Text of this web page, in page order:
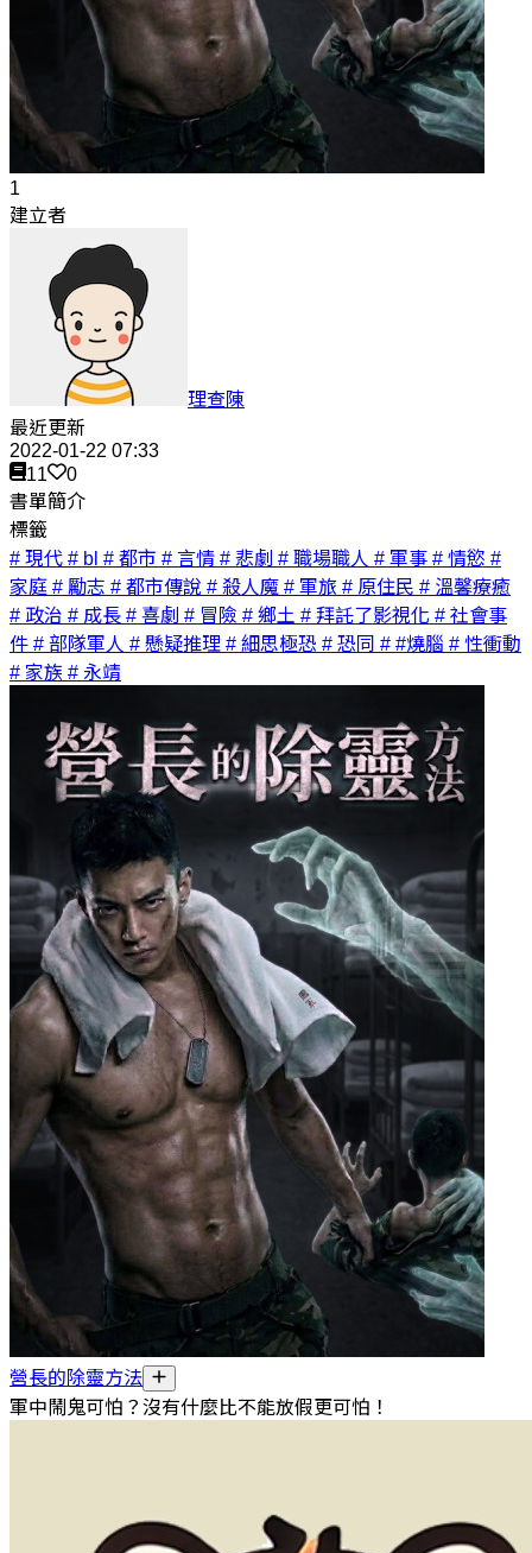
1
建立者
理查陳
最近更新
2022-01-22 07:33
11
0
書單簡介
標籤
# 現代 # bl # 都市 # 言情 # 悲劇 # 職場職人 # 軍事 # 情慾 #
家庭 # 勵志 # 都市傳說 # 殺人魔 # 軍旅 # 原住民 # 溫馨療癒
# 政治 # 成長 # 喜劇 # 冒險 # 鄉土 # 拜託了影視化 # 社會事
件 # 部隊軍人 # 懸疑推理 # 細思極恐 # 恐同 # #燒腦 # 性衝動
# 家族 # 永靖
營長的除靈方法
軍中鬧鬼可怕？沒有什麼比不能放假更可怕！